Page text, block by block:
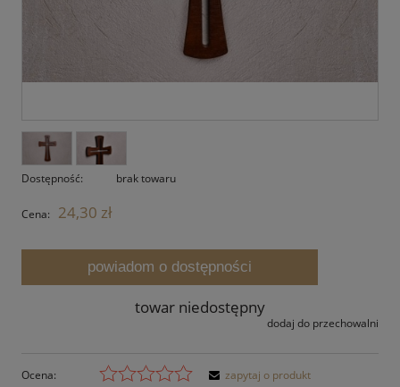
Dostępność: brak towaru
Cena: 24,30 zł
powiadom o dostępności
towar niedostępny
dodaj do przechowalni
Ocena:
zapytaj o produkt